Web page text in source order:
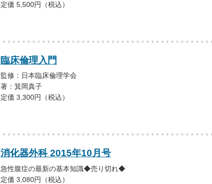
定価 5,500円（税込）
臨床倫理入門
監修：日本臨床倫理学会
著：箕岡真子
定価 3,300円（税込）
消化器外科 2015年10月号
急性腹症の最新の基本知識◆売り切れ◆
定価 3,080円（税込）